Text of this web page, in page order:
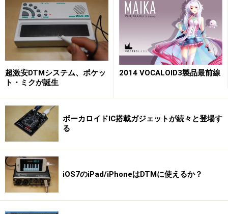
超激安DTMシステム、ポケッ
ト・ミクが誕生
2014 VOCALOID3製品最前線
ボーカロイドIC搭載ガジェットが続々と登場す
る
iOS7のiPad/iPhoneはDTMに使えるか？